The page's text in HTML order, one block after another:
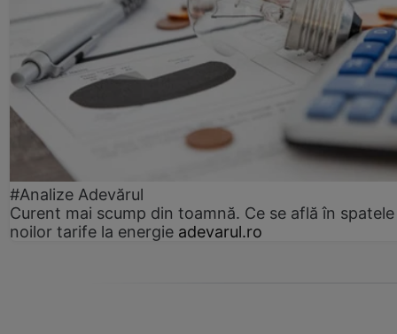
#Analize Adevărul
Curent mai scump din toamnă. Ce se află în spatele
noilor tarife la energie adevarul.ro